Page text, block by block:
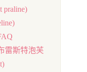
praline)
雷斯特泡芙